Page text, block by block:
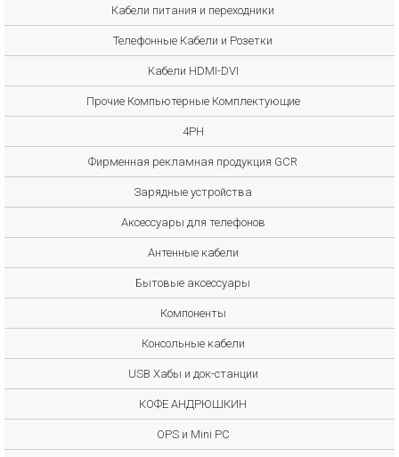
Кабели питания и переходники
Телефонные Кабели и Розетки
Кабели HDMI-DVI
Прочие Компьютерные Комплектующие
4PH
Фирменная рекламная продукция GCR
Зарядные устройства
Аксессуары для телефонов
Антенные кабели
Бытовые аксессуары
Компоненты
Консольные кабели
USB Хабы и док-станции
КОФЕ АНДРЮШКИН
OPS и Mini PC